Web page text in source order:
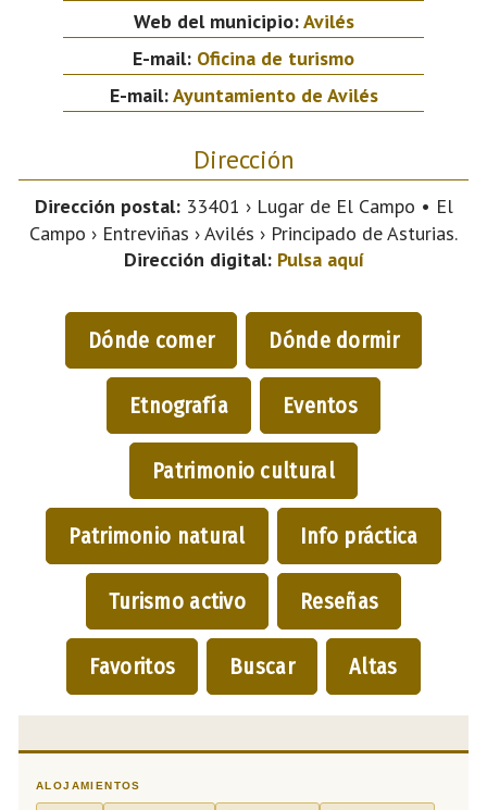
Web del municipio:Avilés
E-mail: Oficina de turismo
E-mail:Ayuntamiento de Avilés
Dirección
Dirección postal:33401 › Lugar de El Campo • El
Campo › Entreviñas › Avilés › Principado de Asturias.
Dirección digital: Pulsa aquí
Dónde comer Dónde dormir
Etnografía Eventos
Patrimonio cultural
Patrimonio natural Info práctica
Turismo activo Reseñas
Favoritos Buscar Altas